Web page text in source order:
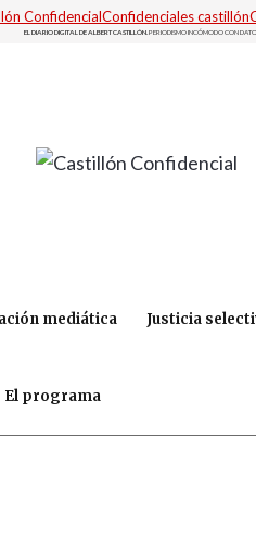
ConfidencialConfidenciales castillón
EL DIARIO DIGITAL DE ALBERT CASTILLÓN. PERIODISMO INCÓMODO CON
mediática Justicia
El programa